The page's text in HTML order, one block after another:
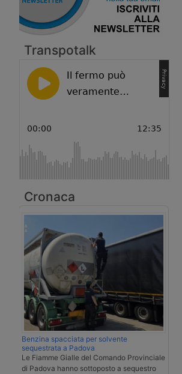
Transpotalk
Cronaca
Benzina spacciata per solvente
sequestrata a Padova
Le Fiamme Gialle del Comando Provinciale
di Padova hanno sottoposto a sequestro